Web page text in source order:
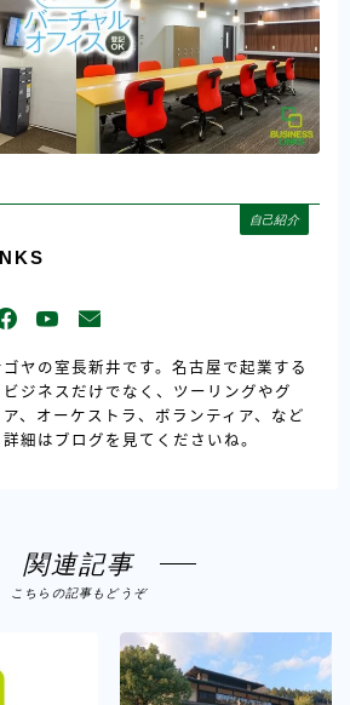
自己紹介
ヤの室長新井です。名古屋で起業する
ジネスだけでなく、ツーリングやグ
、オーケストラ、ボランティア、など
細はブログを見てくださいね。
関連記事
こちらの記事もどうぞ